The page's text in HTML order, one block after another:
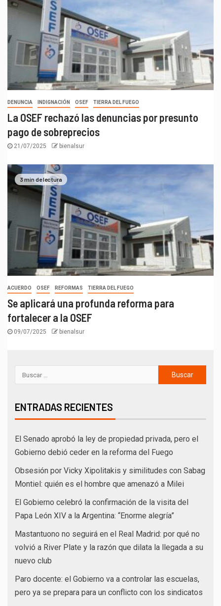
DENUNCIA INDIGNACIÓN OSEF TIERRA DEL FUEGO
La OSEF rechazó las denuncias por presunto
pago de sobreprecios
21/07/2025 bienalsur
3 min de lectura
ACUERDO OSEF REFORMAS TIERRA DEL FUEGO
Se aplicará una profunda reforma para
fortalecer a la OSEF
09/07/2025 bienalsur
ENTRADAS RECIENTES
El Senado aprobó la ley de propiedad privada, pero el
Gobierno debió ceder en la reforma del Fuego
Obsesión por Vicky Xipolitakis y similitudes con Sabag
Montiel: quién es el hombre que amenazó a Milei
El Gobierno celebró la confirmación de la visita del
Papa León XIV a la Argentina: “Enorme alegría”
Mastantuono no seguirá en el Real Madrid: por qué no
volvió a River Plate y la razón que dilata la llegada a su
nuevo club
Paro docente: el Gobierno va a controlar las escuelas,
pero ya se prepara para un conflicto con los sindicatos